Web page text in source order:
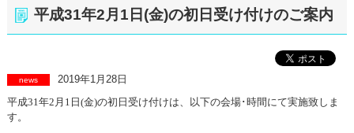
平成31年2月1日(金)の初日受け付けのご案内
news
2019年1月28日
平成31年2月1日(金)の初日受け付けは、以下の会場･時間にて実施致しま
す。